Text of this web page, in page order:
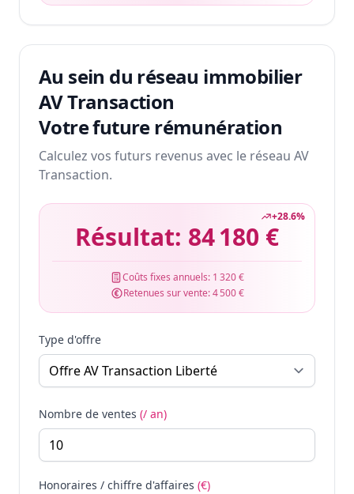
Au sein du réseau immobilier
AV Transaction
Votre future rémunération
Calculez vos futurs revenus avec le réseau AV
Transaction.
+28.6%
Résultat: 84 180 €
Coûts fixes annuels: 1 320 €
Retenues sur vente:4 500 €
Type d'offre
Nombre de ventes (/ an)
Honoraires / chiffre d'affaires (€)